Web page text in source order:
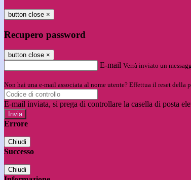
button close ×
Recupero password
button close ×
E-mail Verrà inviato un
Non hai una e-mail associata al nome utente? Effettua il reset della
E-mail inviata, si prega di controllare la casella di posta
Errore
Chiudi
Successo
Chiudi